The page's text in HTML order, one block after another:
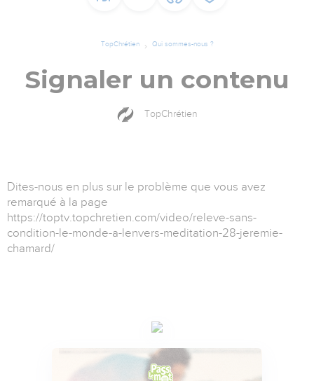
TopChrétien Qui sommes-nous ?
Signaler un contenu
TopChrétien
Dites-nous en plus sur le problème que vous avez
remarqué à la page
https://toptv.topchretien.com/video/releve-sans-
condition-le-monde-a-lenvers-meditation-28-jeremie-
chamard/